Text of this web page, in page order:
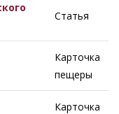
Статья
Карточка
пещеры
Карточка